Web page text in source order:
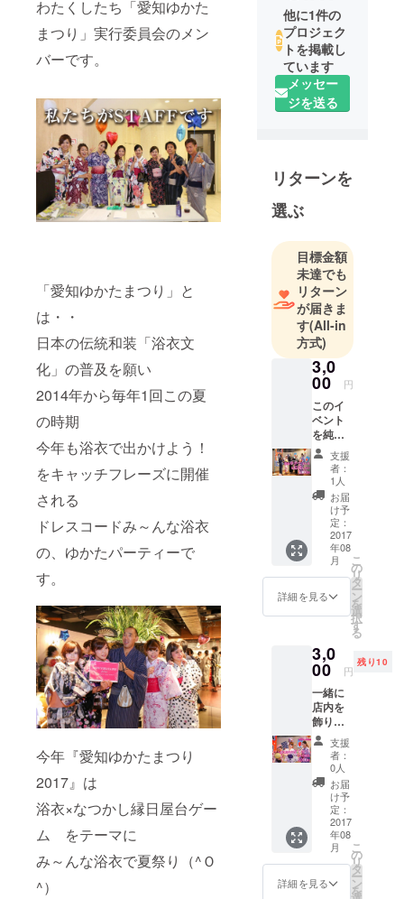
わたくしたち「愛知ゆかた
まつり」実行委員会のメン
バーです。
「愛知ゆかたまつり」と
は・・
日本の伝統和装「浴衣文
化」の普及を願い
2014年から毎年1回この夏
の時期
今年も浴衣で出かけよう！
をキャッチフレーズに開催
される
ドレスコードみ～んな浴衣
の、ゆかたパーティーで
す。
今年『愛知ゆかたまつり
2017』は
浴衣×なつかし縁日屋台ゲー
ム をテーマに
み～んな浴衣で夏祭り（^Ｏ
^）
他に1件の
プロジェク
トを掲載し
ています
メッセー
ジを送る
リターンを
選ぶ
目標金額
未達でも
リターン
が届きま
す(All-in
方式)
3,0
00 円
このイ
ベント
を純粋
に応援
したい
※当日の
会場内
で撮影
した記
念写真
と共
に！お
礼の
メール
をお送
りさせ
だきま
す♪
支援
者：
1人
お届
け予
定：
2017
年08
月
詳細を見る
こ
の
リ
タ
ー
ン
を
選
択
す
る
3,0
00 円
残り10
一緒に
店内を
飾り付
けでき
る権利
※当日12
時まで
に会場
にお越
しいた
だける
方が対
象です
支援
者：
0人
お届
け予
定：
2017
年08
月
詳細を見る
こ
の
リ
タ
ー
ン
を